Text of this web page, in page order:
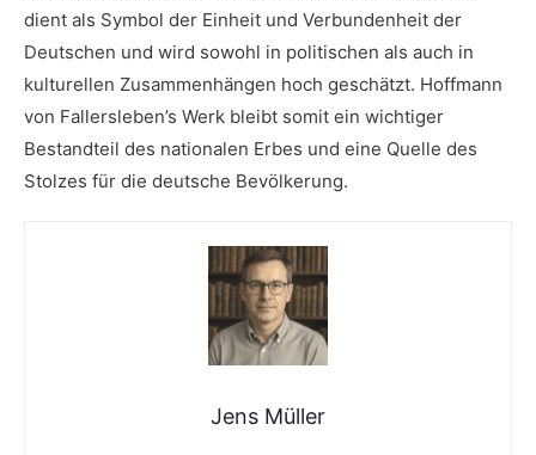
dient als Symbol ​der Einheit und Verbundenheit⁣ der
Deutschen⁢ und ‌wird ‍sowohl in politischen als auch in⁤
kulturellen ⁤Zusammenhängen hoch⁤ geschätzt. Hoffmann
von Fallersleben’s Werk bleibt somit ein wichtiger
Bestandteil des nationalen⁤ Erbes⁢ und eine Quelle des
Stolzes für die deutsche Bevölkerung.
Jens Müller